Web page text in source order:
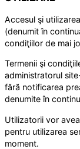
Accesul şi
(denumit în
condiţiilor de mai
Termenii şi
administratorul
fără notificarea
denumite în
Utilizatorii vor
pentru utilizarea
moment.